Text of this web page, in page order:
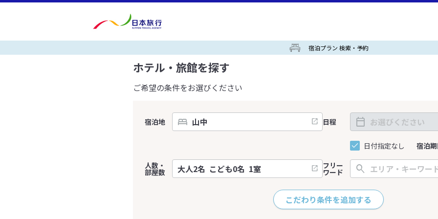
宿泊プラン 検索・予約
ホテル・旅館を探す
ご希望の条件をお選びください
宿泊地 日程
日付指定なし 宿泊
人数・
部屋数
フリー
ワード
こだわり条件を追加する